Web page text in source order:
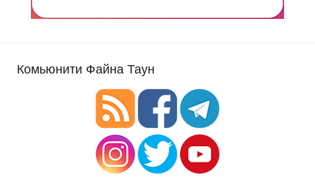
Комьюнити Файна Таун